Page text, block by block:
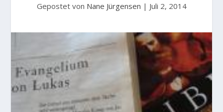
Gepostet von Nane Jürgensen | Juli 2, 2014